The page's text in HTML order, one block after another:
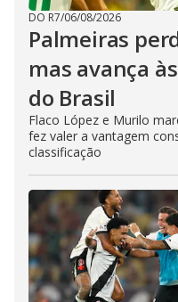
DO R7/06/08/2026
Palmeiras
mas avança
do Brasil
Flaco López e Murilo
fez valer a vantagem
classificação